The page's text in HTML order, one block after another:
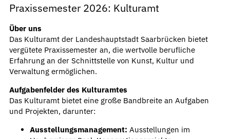
Praxissemester 2026: Kulturamt
Über uns
Das Kulturamt der Landeshauptstadt Saarbrücken bietet
vergütete Praxissemester an, die wertvolle berufliche
Erfahrung an der Schnittstelle von Kunst, Kultur und
Verwaltung ermöglichen.
Aufgabenfelder des Kulturamtes
Das Kulturamt bietet eine große Bandbreite an Aufgaben
und Projekten, darunter:
Ausstellungsmanagement: Ausstellungen im